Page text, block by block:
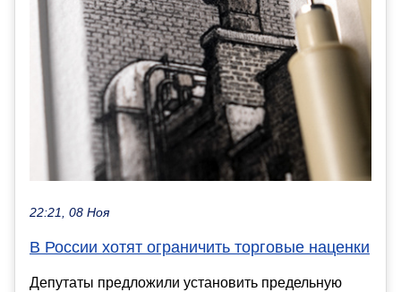
22:21, 08 Ноя
В России хотят ограничить торговые наценки
Депутаты предложили установить предельную